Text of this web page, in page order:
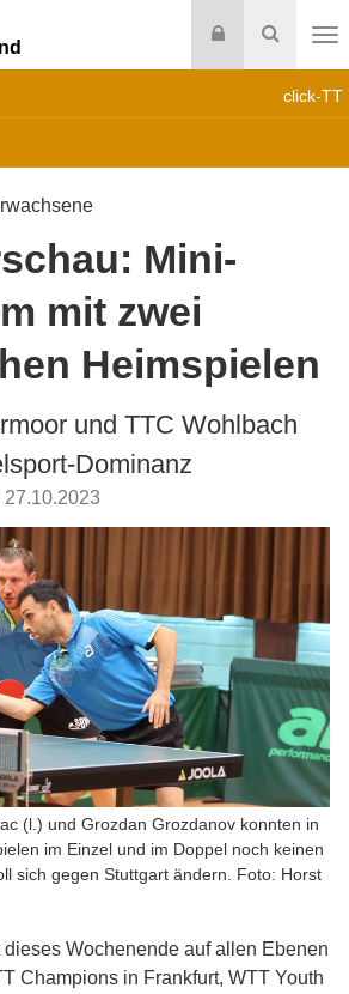
Suche
Login
click-TT
Mini-
mit zwei
Heimspielen
und TTC Wohlbach
Dominanz
27.10.2023
(l.) und Grozdan Grozdanov konnten in
im Einzel und im Doppel noch keinen
sich gegen Stuttgart ändern. Foto: Horst
Wochenende auf allen Ebenen
Champions in Frankfurt, WTT Youth